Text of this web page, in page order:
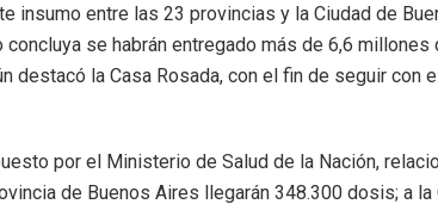
insumo entre las 23 provincias y la Ciudad de
concluya se habrán entregado más de 6,6
destacó la Casa Rosada, con el fin de seguir con
por el Ministerio de Salud de la Nación,
de Buenos Aires llegarán 348.300 dosis; a la